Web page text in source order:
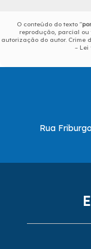
O conteúdo do texto "
reprodução, parcial
autorização do autor. Crime
– Lei
Rua